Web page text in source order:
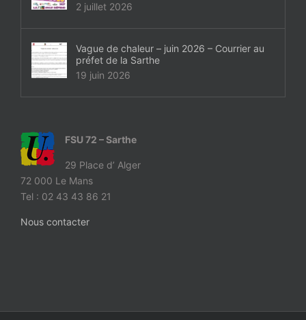
2 juillet 2026
Vague de chaleur – juin 2026 – Courrier au
préfet de la Sarthe
19 juin 2026
FSU 72 – Sarthe
29 Place d’ Alger
72 000 Le Mans
Tel : 02 43 43 86 21
Nous contacter